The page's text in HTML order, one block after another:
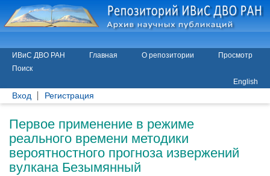
ИВиС ДВО РАН Главная О репозитории
Просмотр
Поиск
English
Вход Регистрация
Первое применение в режиме
реального времени методики
вероятностного прогноза извержений
вулкана Безымянный